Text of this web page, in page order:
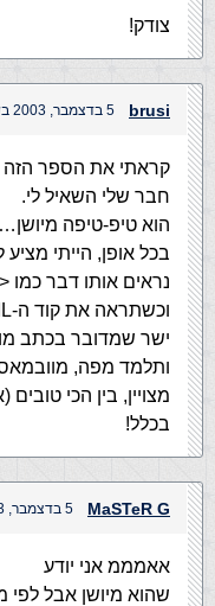
צודק!
brusi 5 בדצמבר, 2003 בשעה 8:43 pm
קראתי את הספר
חבר שלי השאיל לי.
הוא טיפ-טיפה
ישר שמדובר בכתב
מצויין, בין הכי
בכלל!
MaSTeR G 5 בדצמבר, 2003 בשעה 11:49 pm
אאמממ אני יודע